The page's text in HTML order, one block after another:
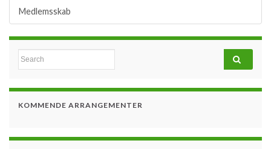
Medlemsskab
Search for:
KOMMENDE ARRANGEMENTER